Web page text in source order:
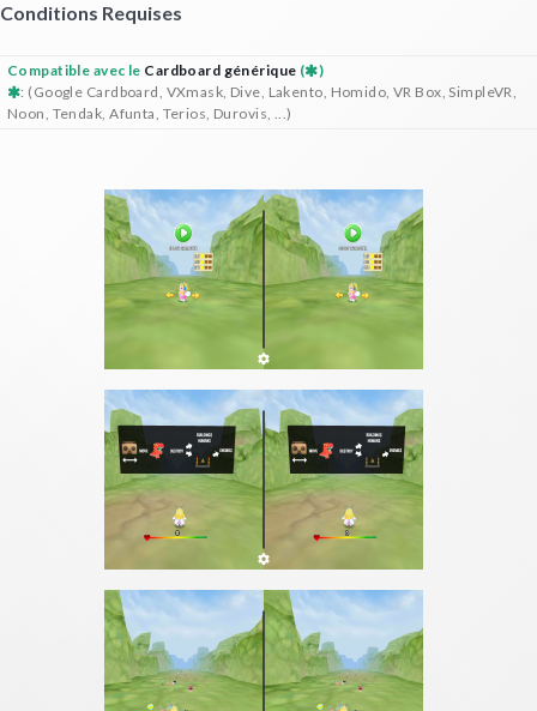
Conditions Requises
Compatible avec le Cardboard générique (
)
: (Google Cardboard, VXmask, Dive, Lakento, Homido, VR Box, SimpleVR,
Noon, Tendak, Afunta, Terios, Durovis, ...)